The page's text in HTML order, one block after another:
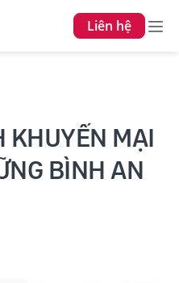
Liên hệ
KHUYẾN MẠI
BÌNH AN